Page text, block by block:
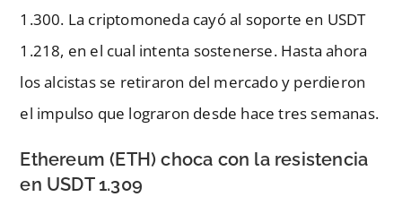
1.300. La criptomoneda cayó al soporte en USDT
1.218, en el cual intenta sostenerse. Hasta ahora
los alcistas se retiraron del mercado y perdieron
el impulso que lograron desde hace tres semanas.
Ethereum (ETH) choca con la resistencia
en USDT 1.309